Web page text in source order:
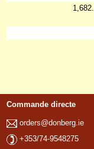
Commande directe
orders@donberg.ie
+353/74-9548275